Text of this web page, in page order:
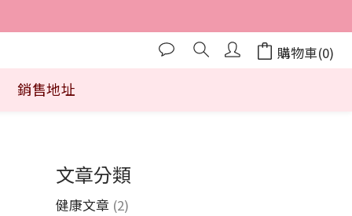
購物車(0)
銷售地址
文章分類
健康文章 (2)